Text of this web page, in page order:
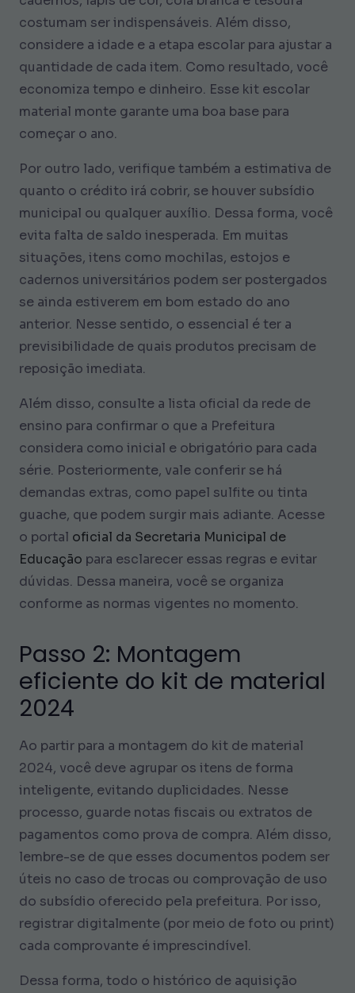
costumam ser indispensáveis. Além disso,
considere a idade e a etapa escolar para ajustar a
quantidade de cada item. Como resultado, você
economiza tempo e dinheiro. Esse kit escolar
material monte garante uma boa base para
começar o ano.
Por outro lado, verifique também a estimativa de
quanto o crédito irá cobrir, se houver subsídio
municipal ou qualquer auxílio. Dessa forma, você
evita falta de saldo inesperada. Em muitas
situações, itens como mochilas, estojos e
cadernos universitários podem ser postergados
se ainda estiverem em bom estado do ano
anterior. Nesse sentido, o essencial é ter a
previsibilidade de quais produtos precisam de
reposição imediata.
Além disso, consulte a lista oficial da rede de
ensino para confirmar o que a Prefeitura
considera como inicial e obrigatório para cada
série. Posteriormente, vale conferir se há
demandas extras, como papel sulfite ou tinta
guache, que podem surgir mais adiante. Acesse
o portal oficial da Secretaria Municipal de
Educação para esclarecer essas regras e evitar
dúvidas. Dessa maneira, você se organiza
conforme as normas vigentes no momento.
Passo 2: Montagem
eficiente do kit de material
2024
Ao partir para a montagem do kit de material
2024, você deve agrupar os itens de forma
inteligente, evitando duplicidades. Nesse
processo, guarde notas fiscais ou extratos de
pagamentos como prova de compra. Além disso,
lembre-se de que esses documentos podem ser
úteis no caso de trocas ou comprovação de uso
do subsídio oferecido pela prefeitura. Por isso,
registrar digitalmente (por meio de foto ou print)
cada comprovante é imprescindível.
Dessa forma, todo o histórico de aquisição